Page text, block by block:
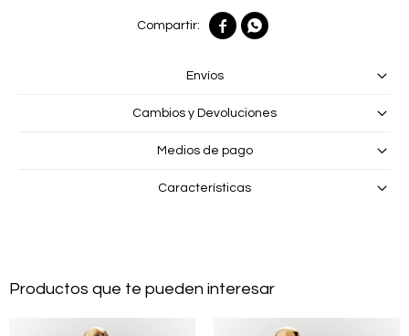
 
Envíos
Cambios y Devoluciones
Medios de pago
Características
Productos que te pueden interesar